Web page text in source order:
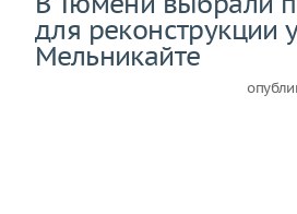
для реконструкции
Мельникайте